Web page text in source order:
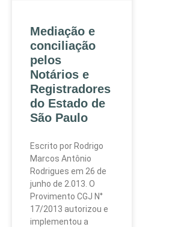
Mediação e
conciliação
pelos
Notários e
Registradores
do Estado de
São Paulo
Escrito por Rodrigo
Marcos Antônio
Rodrigues em 26 de
junho de 2.013. O
Provimento CGJ N°
17/2013 autorizou e
implementou a